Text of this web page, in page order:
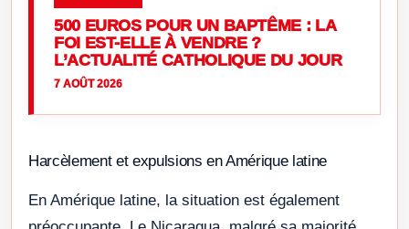
500 EUROS POUR UN BAPTÊME : LA
FOI EST-ELLE À VENDRE ?
L’ACTUALITÉ CATHOLIQUE DU JOUR
7 AOÛT 2026
Harcèlement et expulsions en Amérique latine
En Amérique latine, la situation est également